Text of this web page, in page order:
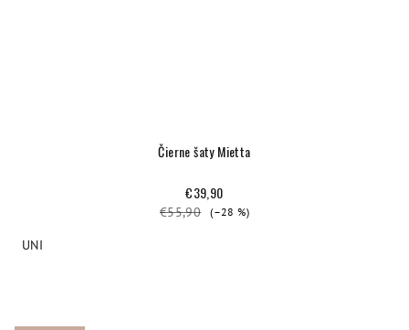
Čierne šaty Mietta
€39,90
€55,90 (–28 %)
UNI